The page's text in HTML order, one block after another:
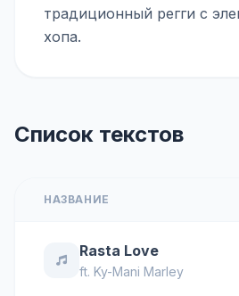
традиционный регги с
хопа.
Список текстов
НАЗВАНИЕ
Rasta Love
ft. Ky-Mani Marley